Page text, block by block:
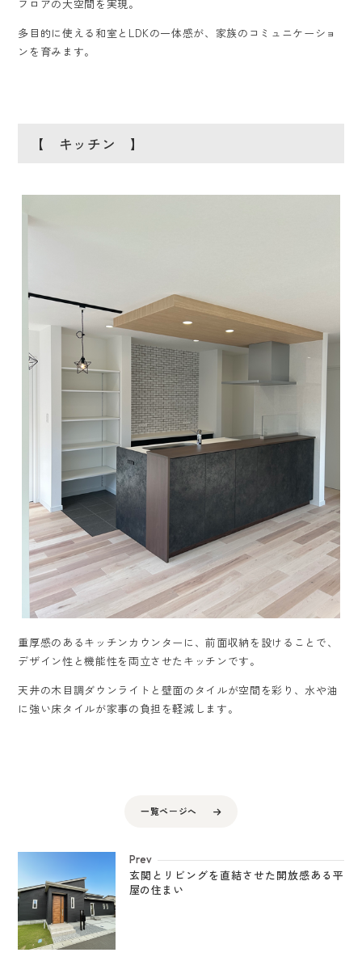
フロアの大空間を実現。
多目的に使える和室とLDKの一体感が、家族のコミュニケーショ
ンを育みます。
【 キッチン 】
重厚感のあるキッチンカウンターに、前面収納を設けることで、
デザイン性と機能性を両立させたキッチンです。
天井の木目調ダウンライトと壁面のタイルが空間を彩り、水や油
に強い床タイルが家事の負担を軽減します。
一覧ページへ
Prev
玄関とリビングを直結させた開放感ある平
屋の住まい